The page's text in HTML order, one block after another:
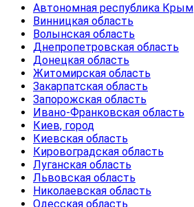
Автономная республика Крым
Винницкая область
Волынская область
Днепропетровская область
Донецкая область
Житомирская область
Закарпатская область
Запорожская область
Ивано-Франковская область
Киев, город
Киевская область
Кировоградская область
Луганская область
Львовская область
Николаевская область
Одесская область